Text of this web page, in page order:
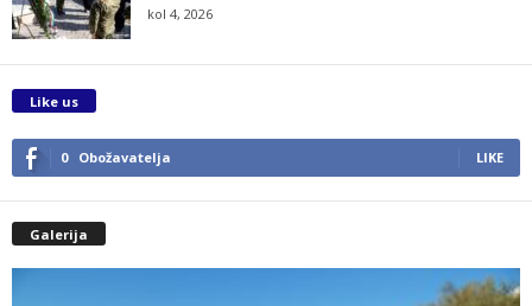
kol 4, 2026
Like us
0 Obožavatelja LIKE
Galerija